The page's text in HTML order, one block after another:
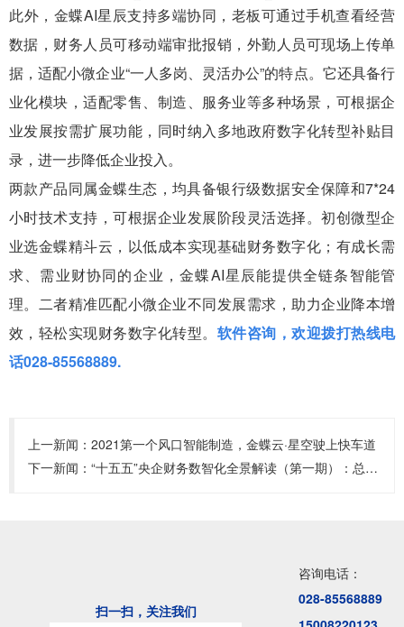
此外，金蝶AI星辰支持多端协同，老板可通过手机查看经营
数据，财务人员可移动端审批报销，外勤人员可现场上传单
据，适配小微企业“一人多岗、灵活办公”的特点。它还具备行
业化模块，适配零售、制造、服务业等多种场景，可根据企
业发展按需扩展功能，同时纳入多地政府数字化转型补贴目
录，进一步降低企业投入。
两款产品同属金蝶生态，均具备银行级数据安全保障和7*24
小时技术支持，可根据企业发展阶段灵活选择。初创微型企
业选金蝶精斗云，以低成本实现基础财务数字化；有成长需
求、需业财协同的企业，金蝶AI星辰能提供全链条智能管
理。二者精准匹配小微企业不同发展需求，助力企业降本增
效，轻松实现财务数字化转型。 软件咨询，欢迎拨打热线电
话028-85568889.
上一新闻： 2021第一个风口智能制造，金蝶云·星空驶上快车道
下一新闻： “十五五”央企财务数智化全景解读（第一期）：总体目标、转型路径与五大升级方向
扫一扫，关注我们
咨询电话：
028-85568889